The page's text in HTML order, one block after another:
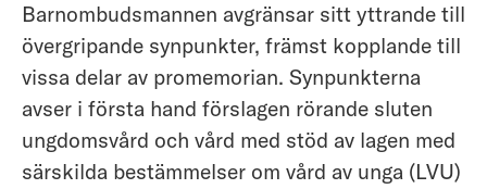
Barnombudsmannen avgränsar sitt yttrande till
övergripande synpunkter, främst kopplande till
vissa delar av promemorian. Synpunkterna
avser i första hand förslagen rörande sluten
ungdomsvård och vård med stöd av lagen med
särskilda bestämmelser om vård av unga (LVU)